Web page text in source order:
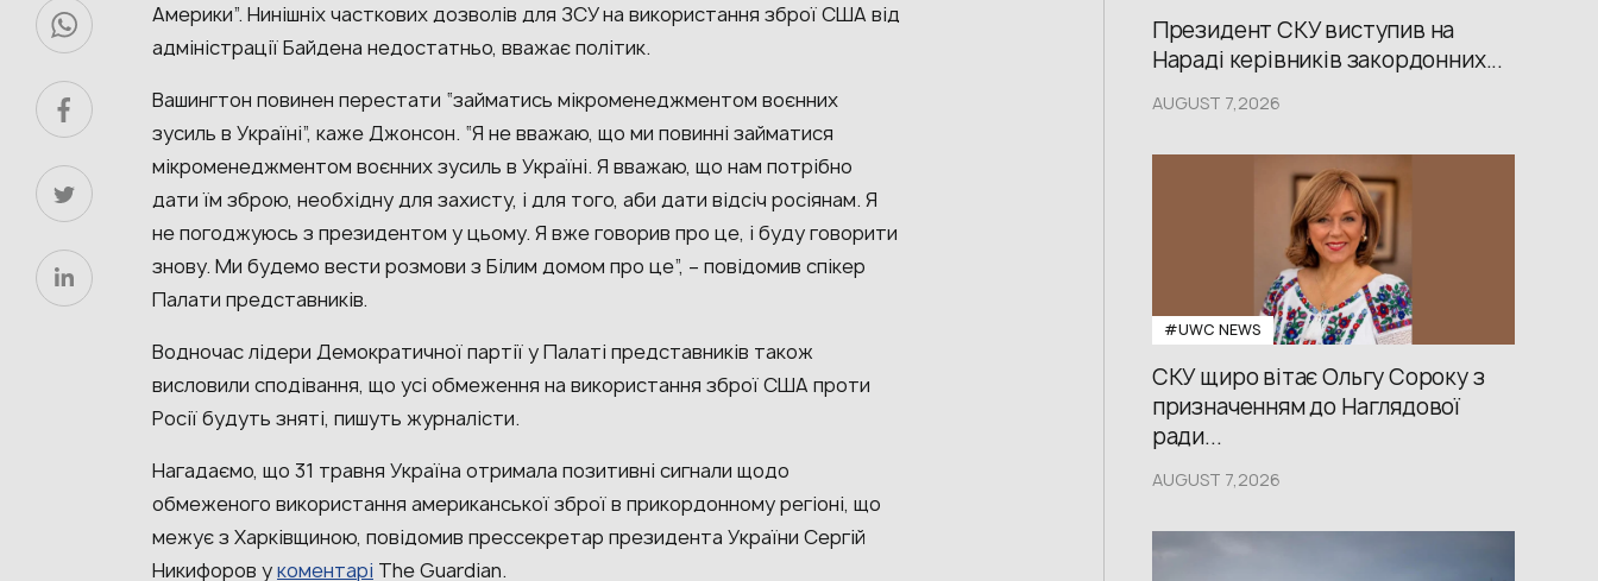
Америки”. Нинішніх часткових дозволів для ЗСУ на використання зброї США від
адміністрації Байдена недостатньо, вважає політик.
Вашингтон повинен перестати “займатись мікроменеджментом воєнних
зусиль в Україні”, каже Джонсон. “Я не вважаю, що ми повинні займатися
мікроменеджментом воєнних зусиль в Україні. Я вважаю, що нам потрібно
дати їм зброю, необхідну для захисту, і для того, аби дати відсіч росіянам. Я
не погоджуюсь з президентом у цьому. Я вже говорив про це, і буду говорити
знову. Ми будемо вести розмови з Білим домом про це”, – повідомив спікер
Палати представників.
Водночас лідери Демократичної партії у Палаті представників також
висловили сподівання, що усі обмеження на використання зброї США проти
Росії будуть зняті, пишуть журналісти.
Нагадаємо, що 31 травня Україна отримала позитивні сигнали щодо
обмеженого використання американської зброї в прикордонному регіоні, що
межує з Харківщиною, повідомив прессекретар президента України Сергій
Никифоров укоментарі The Guardian.
Президент СКУ виступив на
Нараді керівників закордонних...
AUGUST 7,2026
#UWС NEWS
СКУ щиро вітає Ольгу Сороку з
призначенням до Наглядової
ради...
AUGUST 7,2026